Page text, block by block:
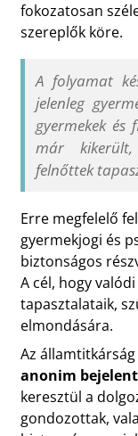
fokozatosan
szereplők köre.
A folyamat
jelenleg
gyermekek
már
felnőttek
Erre megfelelő
gyermekjogi és
biztonságos
A cél, hogy
tapasztalataik,
elmondására.
Az
anonim
keresztül a
gondozottak,